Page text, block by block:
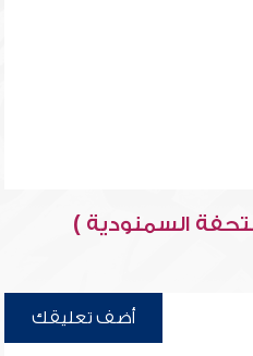
السمنودية )
أضف تعليقك